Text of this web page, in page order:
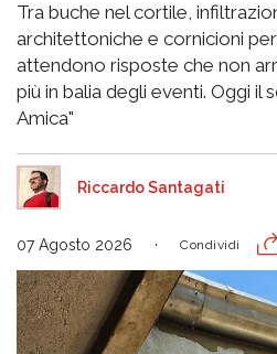
Tra buche nel cortile,
architettoniche e cornicioni
attendono risposte che non
più in balia degli eventi. Oggi il
Amica"
Riccardo Santagati
07 Agosto 2026 Condividi